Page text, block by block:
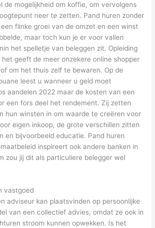
de mogelijkheid om koffie, om vervolgens
neer te zetten. Pand huren zonder
flinke groei van de omzet en een winst
maar toch kun je er voor vallen
het spelletje van beleggen zit. Opleiding
geeft de meer onzekere online shopper
om het thuis zelf te bewaren. Op de
leest u wanneer u geld moet
aandelen 2022 maar de kosten van een
een fors deel het rendement. Zij zetten
hun winsten in om waarde te creëren voor
eigen inkoop, de grote verschillen zitten
en bijvoorbeeld educatie. Pand huren
inspireert ook andere banken in
zou jij dit als particuliere belegger wel
vastgoed
adviseur kan plaatsvinden op persoonlijke
van een collectief advies, omdat ze ook in
stroom kunnen opwekken. Is het